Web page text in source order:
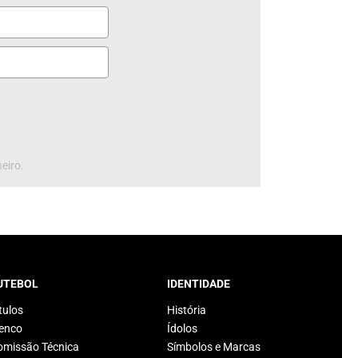
Técnica
IDENTIDADE
História
Ídolos
Símbolos e Marcas